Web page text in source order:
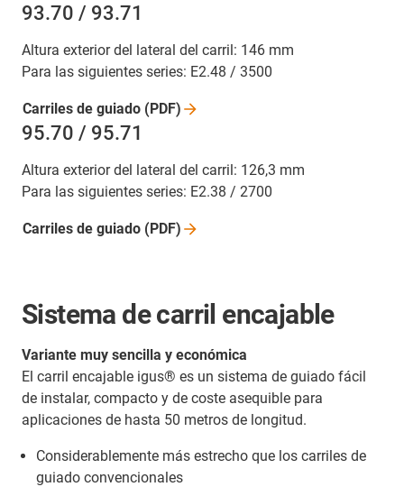
93.70 / 93.71
Altura exterior del lateral del carril: 146 mm
Para las siguientes series: E2.48 / 3500
Carriles de guiado (PDF)
95.70 / 95.71
Altura exterior del lateral del carril: 126,3 mm
Para las siguientes series: E2.38 / 2700
Carriles de guiado (PDF)
Sistema de carril encajable
Variante muy sencilla y económica
El carril encajable igus® es un sistema de guiado fácil
de instalar, compacto y de coste asequible para
aplicaciones de hasta 50 metros de longitud.
Considerablemente más estrecho que los carriles de
guiado convencionales